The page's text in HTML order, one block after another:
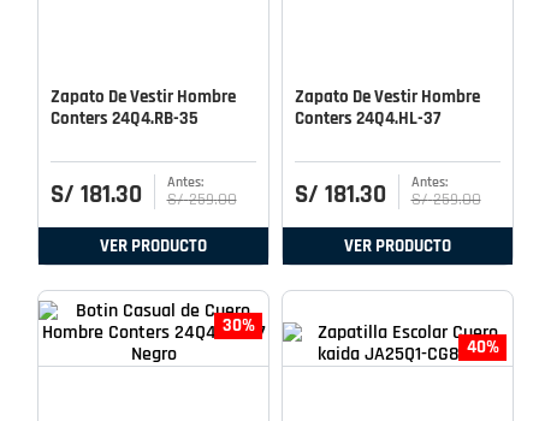
Zapato De Vestir Hombre
Conters 24Q4.RB-35
S/ 181.30 S/ 259.00
VER PRODUCTO
Zapato De Vestir Hombre
Conters 24Q4.HL-37
S/ 181.30 S/ 259.00
VER PRODUCTO
30%
40%